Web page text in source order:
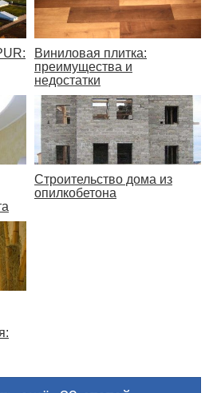
Виниловая плитка:
преимущества и
недостатки
Строительство дома из
опилкобетона